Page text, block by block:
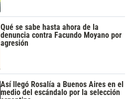
Qué se sabe hasta ahora de la
denuncia contra Facundo Moyano por
agresión
Así llegó Rosalía a Buenos Aires en el
medio del escándalo por la selección